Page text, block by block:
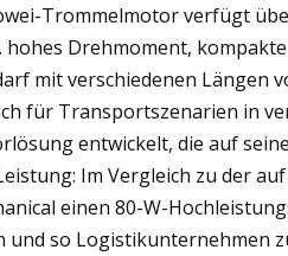
Trommelmotor verfügt
hohes Drehmoment,
mit verschiedenen Längen
für Transportszenarien in
entwickelt, die auf
Im Vergleich zu der
einen 80-W-
und so Logistikunternehmen